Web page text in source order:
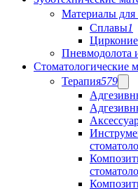
Материалы для
Сплавы1
Пневмодолота
Стоматологические
Терапия579